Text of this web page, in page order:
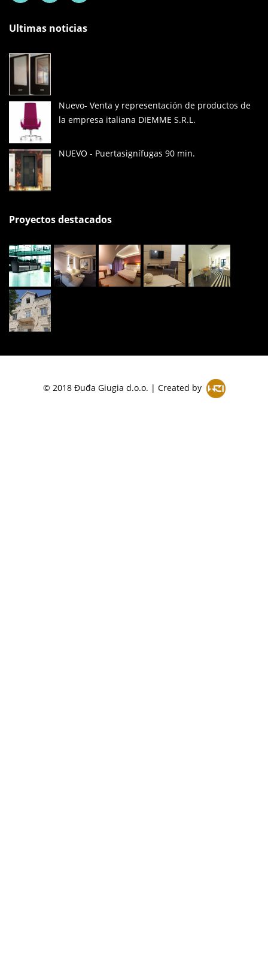
Ultimas noticias
Nuevo- Venta y representación de productos de
la empresa italiana DIEMME S.R.L.
NUEVO - Puertasignífugas 90 min.
Proyectos destacados
© 2018 Đuđa Giugia d.o.o. | Created by